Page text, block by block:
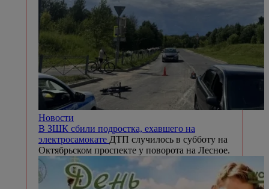
Новости
В ЗШК сбили подростка, ехавшего на
электросамокате ДТП случилось в субботу на
Октябрьском проспекте у поворота на Лесное.